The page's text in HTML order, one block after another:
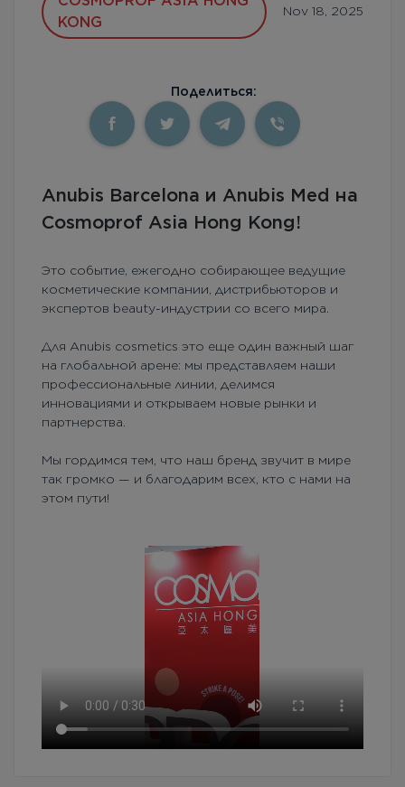
KONG
Nov 18, 2025
Поделиться:
Anubis Barcelona и Anubis Med на
Cosmoprof Asia Hong Kong!
Это событие, ежегодно собирающее ведущие
косметические компании, дистрибьюторов и
экспертов beauty-индустрии со всего мира.
Для Anubis cosmetics это еще один важный шаг
на глобальной арене: мы представляем наши
профессиональные линии, делимся
инновациями и открываем новые рынки и
партнерства.
Мы гордимся тем, что наш бренд звучит в мире
так громко — и благодарим всех, кто с нами на
этом пути!